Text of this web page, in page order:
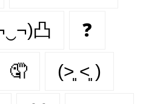
凸 ❓
🤦 (˃͈ ˂͈ )